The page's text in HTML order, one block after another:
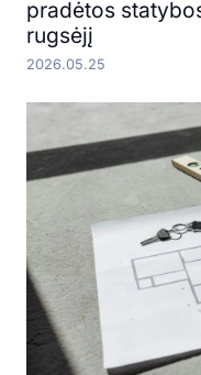
pradėtos
rugsėjį
2026.05.25